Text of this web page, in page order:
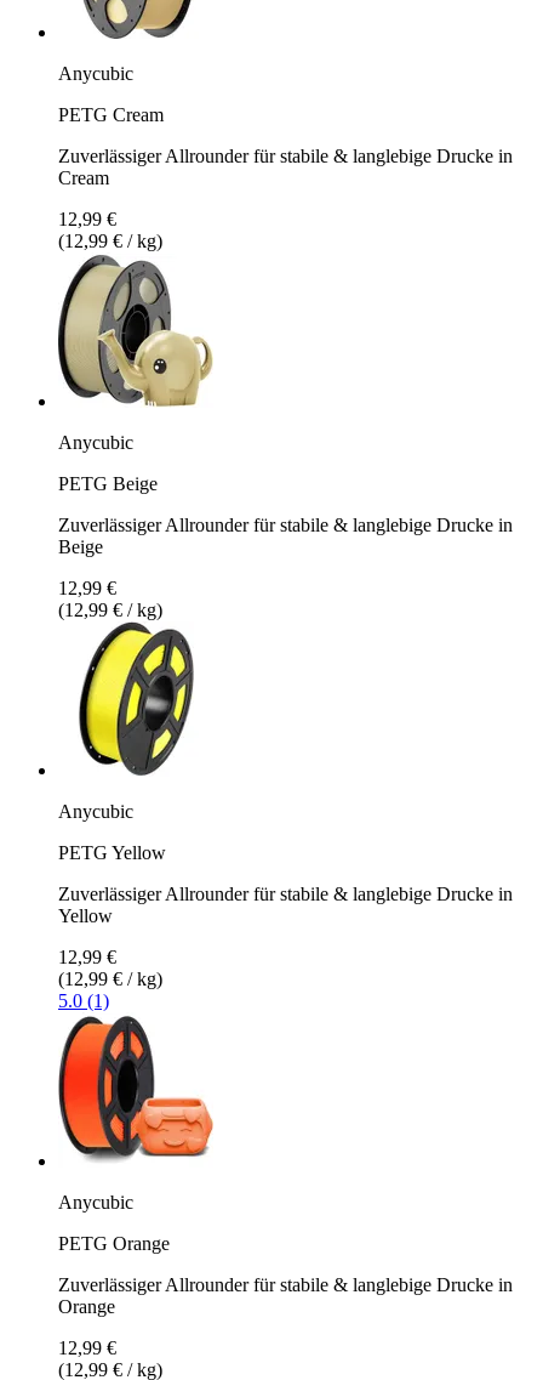
Anycubic
PETG Cream
Zuverlässiger Allrounder für stabile & langlebige Drucke in
Cream
12,99 €
(12,99 € / kg)
Anycubic
PETG Beige
Zuverlässiger Allrounder für stabile & langlebige Drucke in
Beige
12,99 €
(12,99 € / kg)
Anycubic
PETG Yellow
Zuverlässiger Allrounder für stabile & langlebige Drucke in
Yellow
12,99 €
(12,99 € / kg)
5.0 (1)
Anycubic
PETG Orange
Zuverlässiger Allrounder für stabile & langlebige Drucke in
Orange
12,99 €
(12,99 € / kg)